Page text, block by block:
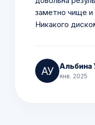
заметно чище и
Никакого
Альбина
янв. 2025